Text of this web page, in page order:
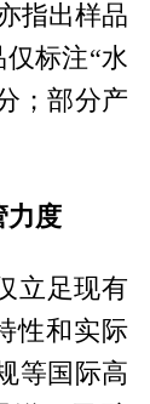
指出样品
标注“水
；部分产
力度
立足现有
性和实际
等国际高